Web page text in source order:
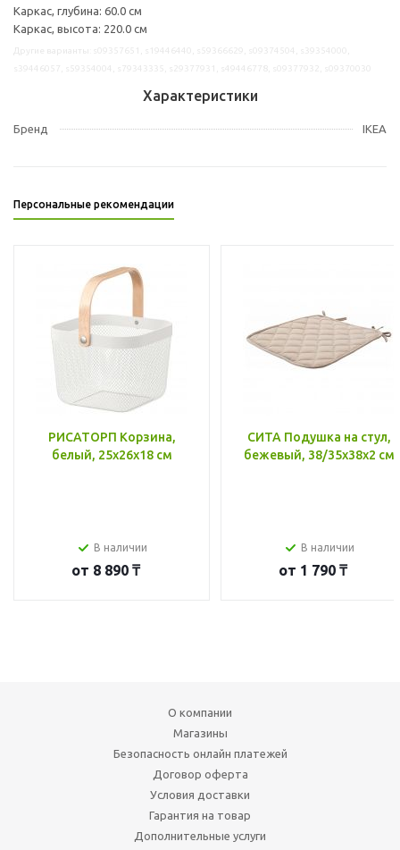
Каркас, глубина: 60.0 см
Каркас, высота: 220.0 см
Характеристики
Бренд IKEA
Персональные рекомендации
РИСАТОРП Корзина,
белый, 25x26x18 см
В наличии
от 8 890 ₸
СИТА Подушка на стул,
бежевый, 38/35x38x2 см
В наличии
от 1 790 ₸
О компании
Магазины
Безопасность онлайн платежей
Договор оферта
Условия доставки
Гарантия на товар
Дополнительные услуги